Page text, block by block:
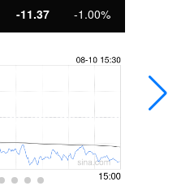
-11.37 -1.00%